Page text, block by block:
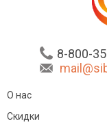
8-800-
О нас
Скидки